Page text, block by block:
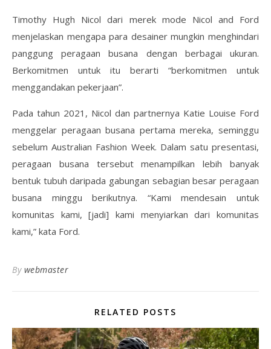
Timothy Hugh Nicol dari merek mode Nicol and Ford
menjelaskan mengapa para desainer mungkin menghindari
panggung peragaan busana dengan berbagai ukuran.
Berkomitmen untuk itu berarti “berkomitmen untuk
menggandakan pekerjaan”.
Pada tahun 2021, Nicol dan partnernya Katie Louise Ford
menggelar peragaan busana pertama mereka, seminggu
sebelum Australian Fashion Week. Dalam satu presentasi,
peragaan busana tersebut menampilkan lebih banyak
bentuk tubuh daripada gabungan sebagian besar peragaan
busana minggu berikutnya. “Kami mendesain untuk
komunitas kami, [jadi] kami menyiarkan dari komunitas
kami,” kata Ford.
By webmaster
RELATED POSTS